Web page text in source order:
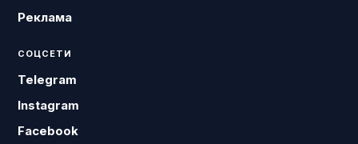
Реклама
СОЦСЕТИ
Telegram
Instagram
Facebook